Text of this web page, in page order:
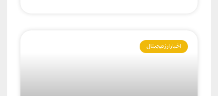
اخبار ارز دیجیتال